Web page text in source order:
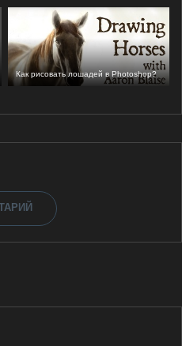
Как рисовать лошадей в Photoshop?